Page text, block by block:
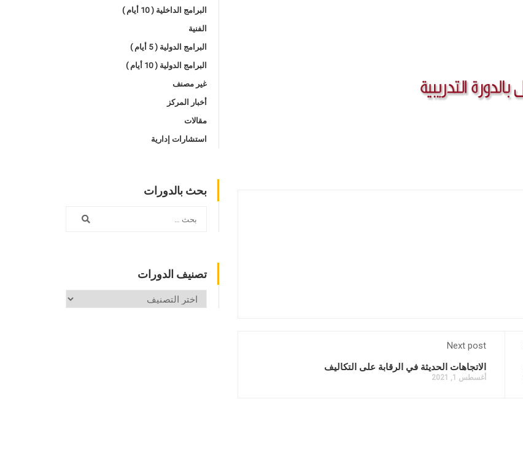
Next post
الاتجاهات الحديثة في الرقابة على التكاليف
أغسطس 1, 2021
البرامج الداخلية ( 10 أيام )
الفنية
البرامج الدولية ( 5 أيام )
البرامج الدولية ( 10 أيام )
غير مصنف
أخبار المركز
مقالات
استشارات إدارية
بحث بالدورات
تصنيف الدورات
تصنيف